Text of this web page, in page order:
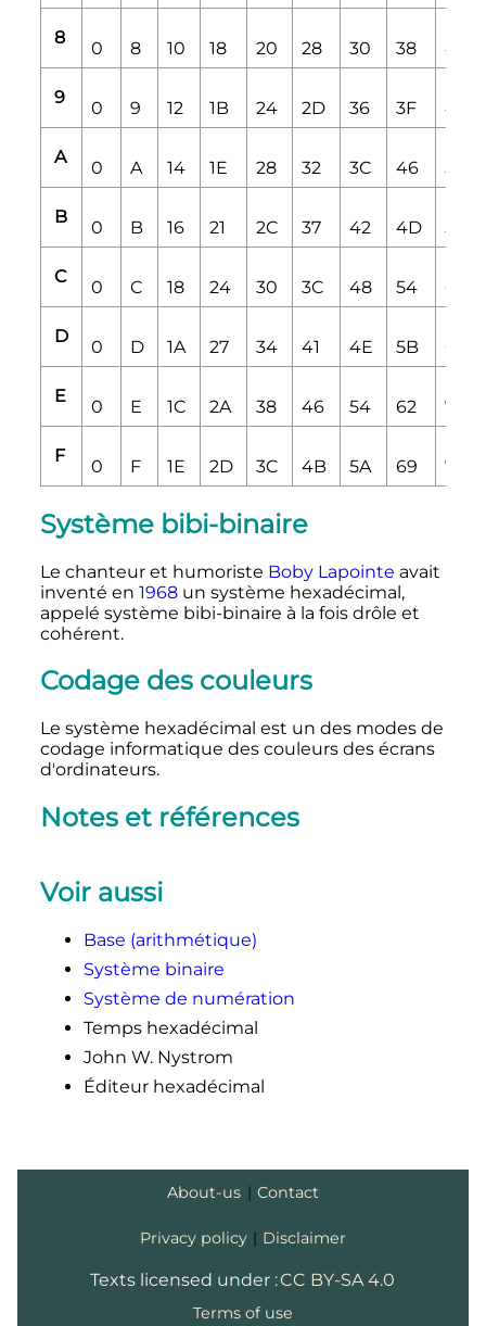
8
0 8 10 18 20 28 30 38 40
9
0 9 12 1B 24 2D 36 3F 48
A
0 A 14 1E 28 32 3C 46 50
B
0 B 16 21 2C 37 42 4D 58
C
0 C 18 24 30 3C 48 54 60
D
0 D 1A 27 34 41 4E 5B 68
E
0 E 1C 2A 38 46 54 62 70
F
0 F 1E 2D 3C 4B 5A 69 78
Système bibi-binaire
Le chanteur et humoriste Boby Lapointe avait
inventé en 1968un système hexadécimal,
appelé système bibi-binaire à la fois drôle et
cohérent.
Codage des couleurs
Le système hexadécimal est un des modes de
codage informatique des couleurs des écrans
d'ordinateurs.
Notes et références
Voir aussi
Base (arithmétique)
Système binaire
Système de numération
Temps hexadécimal
John W. Nystrom
Éditeur hexadécimal
About-us | Contact
Privacy policy | Disclaimer
Texts licensed under :CC BY-SA 4.0
Terms of use